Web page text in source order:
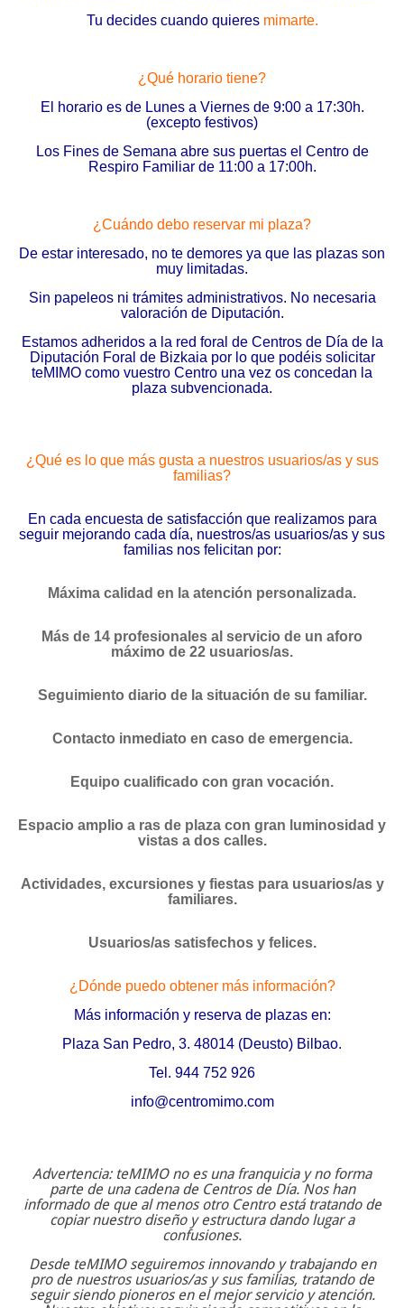
Tu decides cuando quieresmimarte.
¿Qué horario tiene?
El horario es de Lunes a Viernes de 9:00 a 17:30h.
(excepto festivos)
Los Fines de Semana abre sus puertas el Centro de
Respiro Familiar de 11:00 a 17:00h.
¿Cuándo debo reservar mi plaza?
De estar interesado, no te demores ya que las plazas son
muy limitadas.
Sin papeleos ni trámites administrativos. No necesaria
valoración de Diputación.
Estamos adheridos a la red foral de Centros de Día de la
Diputación Foral de Bizkaia por lo que podéis solicitar
teMIMO como vuestro Centro una vez os concedan la
plaza subvencionada.
¿Qué es lo que más gusta a nuestros usuarios/as y sus
familias?
En cada encuesta de satisfacción que realizamos para
seguir mejorando cada día, nuestros/as usuarios/as y sus
familias nos felicitan por:
Máxima calidad en la atención personalizada.
Más de 14 profesionales al servicio de un aforo
máximo de 22 usuarios/as.
Seguimiento diario de la situación de su familiar.
Contacto inmediato en caso de emergencia.
Equipo cualificado con gran vocación.
Espacio amplio a ras de plaza con gran luminosidad y
vistas a dos calles.
Actividades, excursiones y fiestas para usuarios/as y
familiares.
Usuarios/as satisfechos y felices.
¿Dónde puedo obtener más información?
Más información y reserva de plazas en:
Plaza San Pedro, 3. 48014 (Deusto) Bilbao.
Tel. 944 752 926
info@centromimo.com
Advertencia: teMIMO no es una franquicia y no forma
parte de una cadena de Centros de Día. Nos han
informado de que al menos otro Centro está tratando de
copiar nuestro diseño y estructura dando lugar a
confusiones.
Desde teMIMO seguiremos innovando y trabajando en
pro de nuestros usuarios/as y sus familias, tratando de
seguir siendo pioneros en el mejor servicio y atención.